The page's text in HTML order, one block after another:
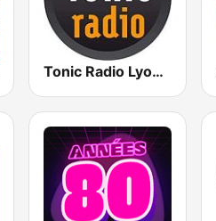
Tonic Radio Lyon 98.4 FM